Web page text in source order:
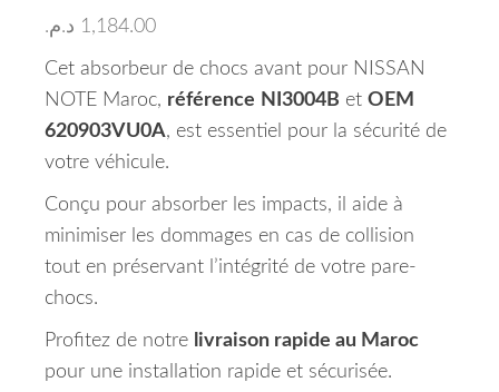
1,184.00 د.م.
Cet absorbeur de chocs avant pour NISSAN
NOTE Maroc, référence NI3004B et OEM
620903VU0A, est essentiel pour la sécurité de
votre véhicule.
Conçu pour absorber les impacts, il aide à
minimiser les dommages en cas de collision
tout en préservant l’intégrité de votre pare-
chocs.
Profitez de notre livraison rapide au Maroc
pour une installation rapide et sécurisée.